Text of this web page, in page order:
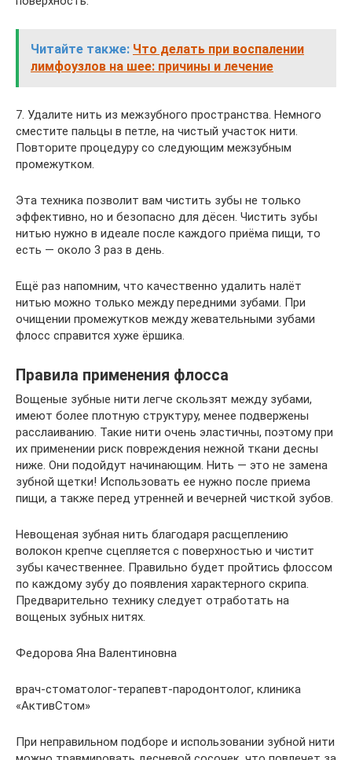
Читайте также: Что делать при воспалении
лимфоузлов на шее: причины и лечение
7. Удалите нить из межзубного пространства. Немного
сместите пальцы в петле, на чистый участок нити.
Повторите процедуру со следующим межзубным
промежутком.
Эта техника позволит вам чистить зубы не только
эффективно, но и безопасно для дёсен. Чистить зубы
нитью нужно в идеале после каждого приёма пищи, то
есть — около 3 раз в день.
Ещё раз напомним, что качественно удалить налёт
нитью можно только между передними зубами. При
очищении промежутков между жевательными зубами
флосс справится хуже ёршика.
Правила применения флосса
Вощеные зубные нити легче скользят между зубами,
имеют более плотную структуру, менее подвержены
расслаиванию. Такие нити очень эластичны, поэтому при
их применении риск повреждения нежной ткани десны
ниже. Они подойдут начинающим. Нить — это не замена
зубной щетки! Использовать ее нужно после приема
пищи, а также перед утренней и вечерней чисткой зубов.
Невощеная зубная нить благодаря расщеплению
волокон крепче сцепляется с поверхностью и чистит
зубы качественнее. Правильно будет пройтись флоссом
по каждому зубу до появления характерного скрипа.
Предварительно технику следует отработать на
вощеных зубных нитях.
Федорова Яна Валентиновна
врач-стоматолог-терапевт-пародонтолог, клиника
«АктивСтом»
При неправильном подборе и использовании зубной нити